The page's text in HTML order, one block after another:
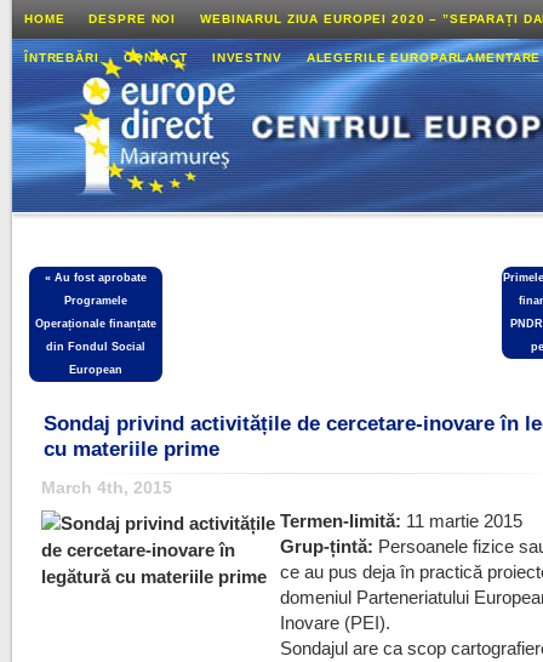
HOME DESPRE NOI WEBINARUL ZIUA EUROPEI 2020 – ”SEPARAȚI
ÎNTREBĂRI CONTACT INVESTNV ALEGERILE
«Au fost aprobate
Programele
Operaționale finanțate
din Fondul Social
European
Sondaj privind activitățile de cercetare-inovare în
cu materiile prime
March 4th, 2015
Termen-limită: 11 martie 2015
Grup-țintă: Persoanele fizice
ce au pus deja în practică
domeniul Parteneriatului
Inovare (PEI).
Sondajul are ca scop